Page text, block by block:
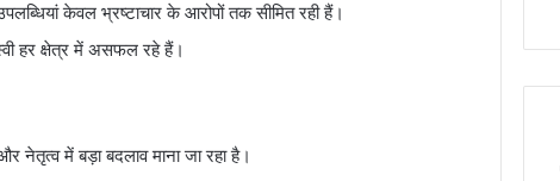
केवल भ्रष्टाचार के आरोपों तक सीमित रही हैं।
हर क्षेत्र में असफल रहे हैं।
नेतृत्व में बड़ा बदलाव माना जा रहा है।